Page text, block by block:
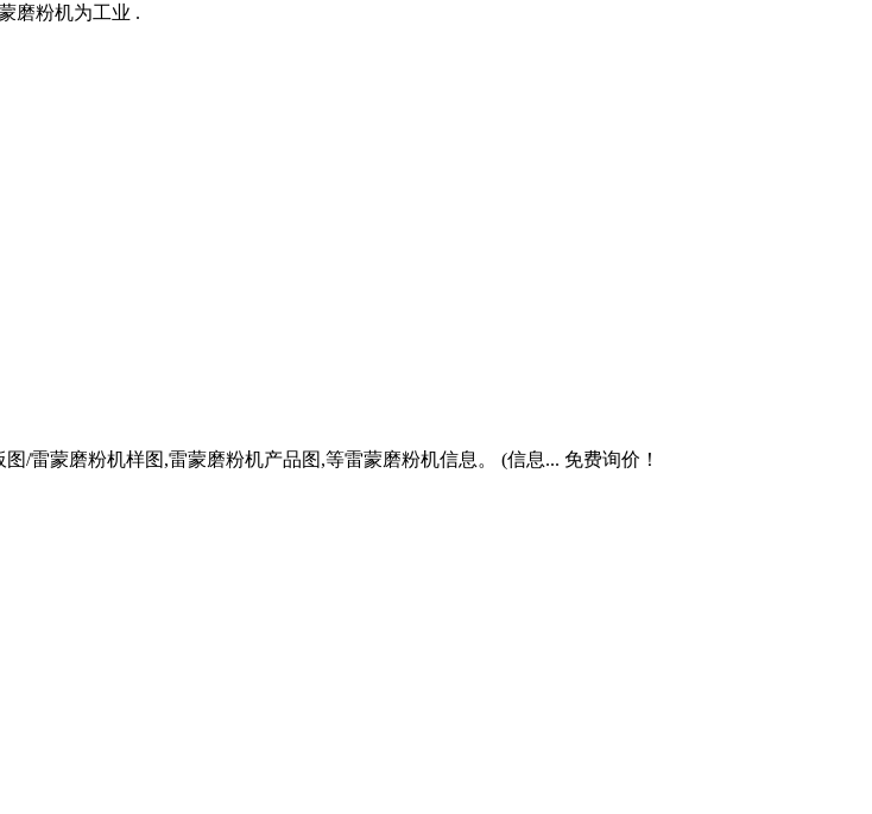
磨粉机为工业 .
/雷蒙磨粉机样图,雷蒙磨粉机产品图,等雷蒙磨粉机信息。 (信息... 免费询价！